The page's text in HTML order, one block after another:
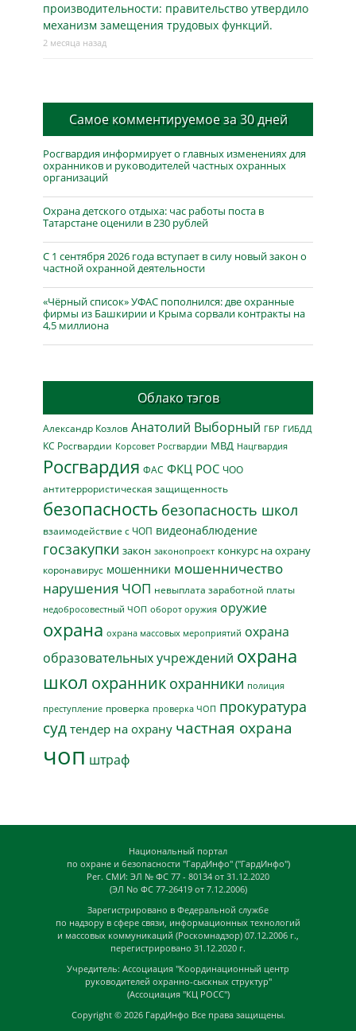
производительности: правительство утвердило
механизм замещения трудовых функций.
2 месяца назад
Самое комментируемое за 30 дней
Росгвардия информирует о главных изменениях для
охранников и руководителей частных охранных
организаций
Охрана детского отдыха: час работы поста в
Татарстане оценили в 230 рублей
С 1 сентября 2026 года вступает в силу новый закон о
частной охранной деятельности
«Чёрный список» УФАС пополнился: две охранные
фирмы из Башкирии и Крыма сорвали контракты на
4,5 миллиона
Облако тэгов
Александр Козлов Анатолий Выборный ГБР ГИБДД
КС Росгвардии Корсовет Росгвардии МВД Нацгвардия
Росгвардия ФАС ФКЦ РОС ЧОО
антитеррористическая защищенность
безопасность безопасность школ
взаимодействие с ЧОП видеонаблюдение
госзакупки закон законопроект конкурс на охрану
коронавирус мошенники мошенничество
нарушения ЧОП невыплата заработной платы
недобросовестный ЧОП оборот оружия оружие
охрана охрана массовых мероприятий охрана
образовательных учреждений охрана
школ охранник охранники полиция
преступление проверка проверка ЧОП прокуратура
суд тендер на охрану частная охрана
чоп штраф
Национальный портал
по охране и безопасности "ГардИнфо" ("ГардИнфо")
Рег. СМИ: ЭЛ № ФС 77 - 80134 от 31.12.2020
(ЭЛ No ФС 77-26419 от 7.12.2006)
Зарегистрировано в Федеральной службе
по надзору в сфере связи, информационных технологий
и массовых коммуникаций (Роскомнадзор) 07.12.2006 г.,
перегистрировано 31.12.2020 г.
Учредитель: Ассоциация "Координационный центр
руководителей охранно-сыскных структур"
(Ассоциация "КЦ РОСС")
Copyright © 2026 ГардИнфо Все права защищены.